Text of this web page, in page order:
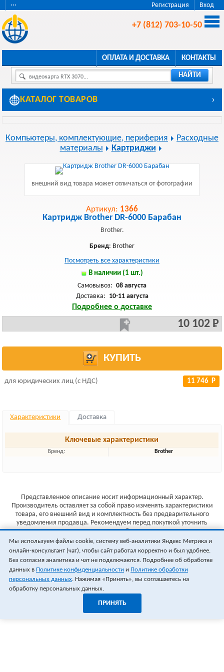
Регистрация Вход
···
+7 (812) 703-10-50
ОПЛАТА И ДОСТАВКА КОНТАКТЫ
видеокарта RTX 3070... НАЙТИ
КАТАЛОГ ТОВАРОВ ›
Компьютеры, комплектующие, периферия
Расходные
материалы
Картриджи
внешний вид товара может отличаться от фотографии
Артикул: 1366
Картридж Brother DR-6000 Барабан
Brother.
Бренд: Brother
Посмотреть все характеристики
В наличии (1 шт.)
Самовывоз: 08 августа
Доставка: 10-11 августа
Подробнее о доставке
10 102 Р
КУПИТЬ
для юридических лиц (с НДС) 11 746 Р
Характеристики Доставка
Ключевые характеристики
Бренд: Brother
Представленное описание носит информационный характер.
Производитель оставляет за собой право изменять характеристики
товара, его внешний вид и комплектность без предварительного
уведомления продавца. Рекомендуем перед покупкой уточнить
характеристики товара на сайте производителя.
Указанные цены не являются публичной офертой (ст.435 ГК РФ).
Стоимость и наличие товара уточняйте у менеджера.
Мы используем файлы cookie, систему веб-аналитики Яндекс Метрика и
онлайн-консультант (чат), чтобы сайт работал корректно и был удобнее.
Без согласия аналитика и чат не подключаются. Подробнее об обработке
данных в Политике конфиденциальности и Политике обработки
персональных данных. Нажимая «Принять», вы соглашаетесь на
обработку персональных данных.
ПРИНЯТЬ